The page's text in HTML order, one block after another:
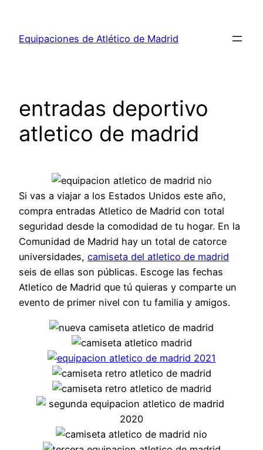
contenido
Equipaciones de Atlético de Madrid
entradas deportivo
atletico de madrid
Si vas a viajar a los Estados Unidos este año,
compra entradas Atletico de Madrid con total
seguridad desde la comodidad de tu hogar. En la
Comunidad de Madrid hay un total de catorce
universidades, camiseta del atletico de madrid
seis de ellas son públicas. Escoge las fechas
Atletico de Madrid que tú quieras y comparte un
evento de primer nivel con tu familia y amigos.